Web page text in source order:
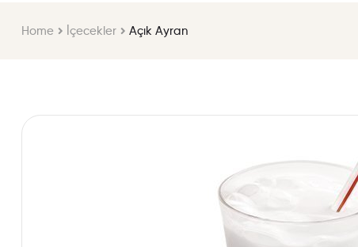
Home İçecekler Açık Ayran